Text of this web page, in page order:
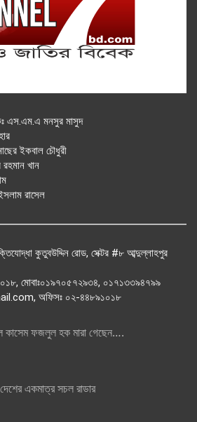
এস.এম.এ মনসুর মাসুদ
ইকবাল চৌধুরী
খান
রাসেল
কুতুবউদ্দিন রোড, সেক্টর #৮ আব্দুল্লাহপুর
মোবাঃ০১৯৭০৫৭২৯৩৪, ০১৭১৩৩৯৪৭৯৯
অফিসঃ ০২-৪৪৮৯১০১৮
ফজলুল হক মারা গেছেন….
একমাত্র সচল রাডার